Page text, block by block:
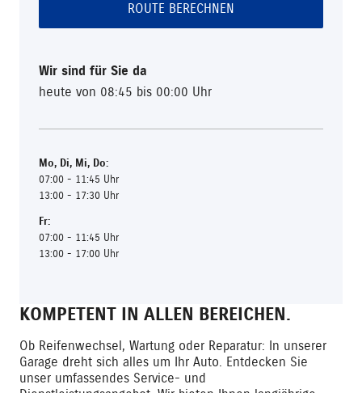
KOMPETENT IN ALLEN BEREICHEN.
Ob Reifenwechsel, Wartung oder Reparatur: In unserer
Garage dreht sich alles um Ihr Auto. Entdecken Sie
unser umfassendes Service- und
ROUTE BERECHNEN
Wir sind für Sie da
heute von 08:45 bis 00:00 Uhr
Mo, Di, Mi, Do:
07:00 - 11:45 Uhr
13:00 - 17:30 Uhr
Fr:
07:00 - 11:45 Uhr
13:00 - 17:00 Uhr